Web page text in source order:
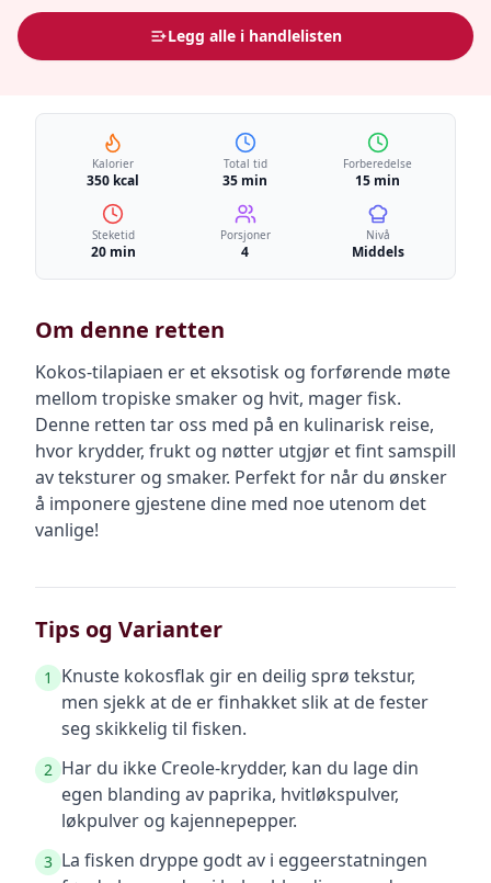
Legg alle i handlelisten
Kalorier
350 kcal
Total tid
35 min
Forberedelse
15 min
Steketid
20 min
Porsjoner
4
Nivå
Middels
Om denne retten
Kokos-tilapiaen er et eksotisk og forførende møte
mellom tropiske smaker og hvit, mager fisk.
Denne retten tar oss med på en kulinarisk reise,
hvor krydder, frukt og nøtter utgjør et fint samspill
av teksturer og smaker. Perfekt for når du ønsker
å imponere gjestene dine med noe utenom det
vanlige!
Tips og Varianter
1
Knuste kokosflak gir en deilig sprø tekstur,
men sjekk at de er finhakket slik at de fester
seg skikkelig til fisken.
2 Har du ikke Creole-krydder, kan du lage din
egen blanding av paprika, hvitløkspulver,
løkpulver og kajennepepper.
3 La fisken dryppe godt av i eggeerstatningen